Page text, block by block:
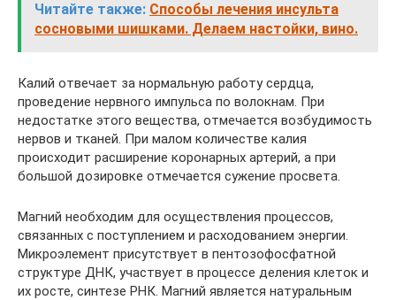
Читайте также: Способы лечения инсульта
сосновыми шишками. Делаем настойки, вино.
Калий отвечает за нормальную работу сердца,
проведение нервного импульса по волокнам. При
недостатке этого вещества, отмечается возбудимость
нервов и тканей. При малом количестве калия
происходит расширение коронарных артерий, а при
большой дозировке отмечается сужение просвета.
Магний необходим для осуществления процессов,
связанных с поступлением и расходованием энергии.
Микроэлемент присутствует в пентозофосфатной
структуре ДНК, участвует в процессе деления клеток и
их росте, синтезе РНК. Магний является натуральным